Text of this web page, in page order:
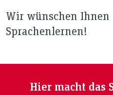
Wir wünschen
Sprachenlernen!
Hier macht das